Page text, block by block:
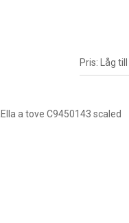
Pris: Låg